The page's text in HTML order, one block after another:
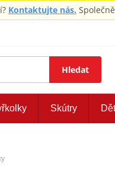
Kontaktujte nás.
Hledat
Skútry